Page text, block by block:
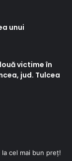
unui
victime în
jud. Tulcea
cel mai bun preț!